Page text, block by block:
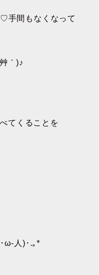
手間もなくなって
｀)♪
てくることを
ω-人)･.｡*